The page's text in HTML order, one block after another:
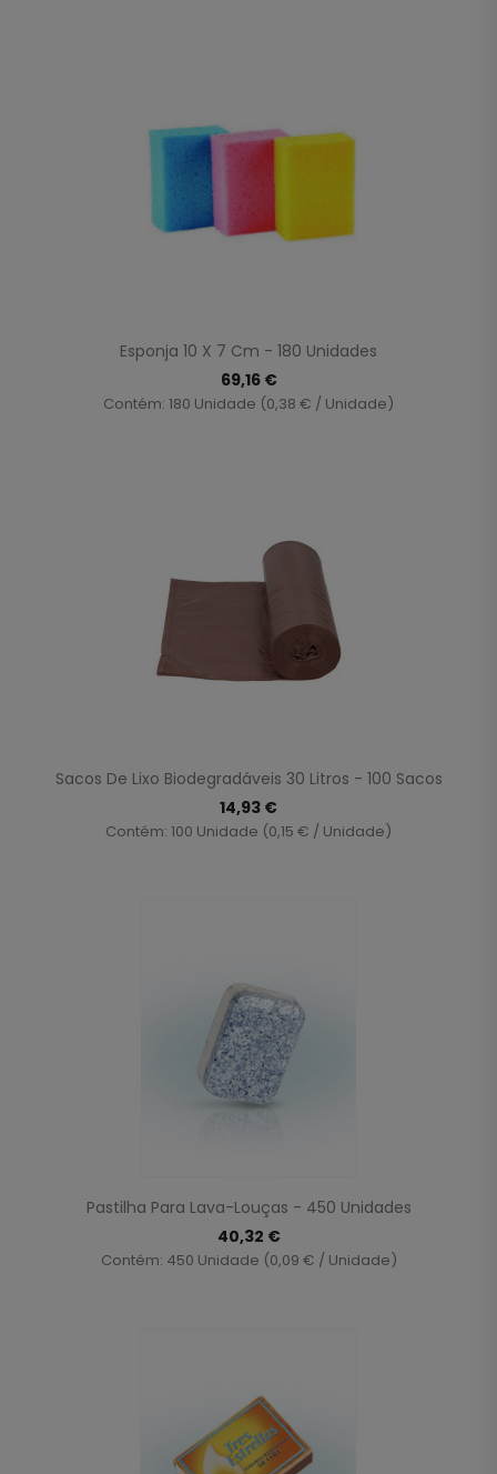
Esponja 10 X 7 Cm - 180 Unidades
69,16 €
Contém: 180 Unidade (0,38 € / Unidade)
Sacos De Lixo Biodegradáveis ​​30 Litros - 100 Sacos
14,93 €
Contém: 100 Unidade (0,15 € / Unidade)
Pastilha Para Lava-Louças - 450 Unidades
40,32 €
Contém: 450 Unidade (0,09 € / Unidade)